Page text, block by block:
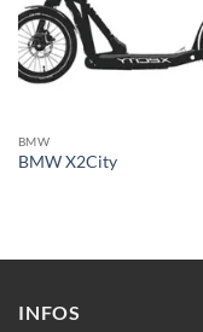
BMW
BMW X2City
INFOS